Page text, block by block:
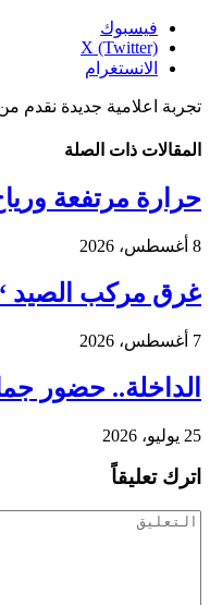
فيسبوك
X (Twitter)
الانستغرام
تجربة اعلامية جديدة
المقالات ذات الصلة
حرارة مرتفعة
8 أغسطس، 2026
غرق مركب الصيد “أمانة” قبالة
7 أغسطس، 2026
الداخلة.. حضور
25 يوليو، 2026
اترك تعليقاً